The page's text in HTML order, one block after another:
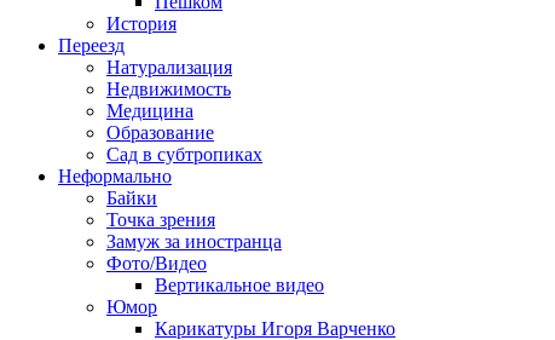
История
Переезд
Натурализация
Недвижимость
Медицина
Образование
Сад в субтропиках
Неформально
Байки
Точка зрения
Замуж за иностранца
Фото/Видео
Вертикальное видео
Юмор
Карикатуры Игоря Варченко